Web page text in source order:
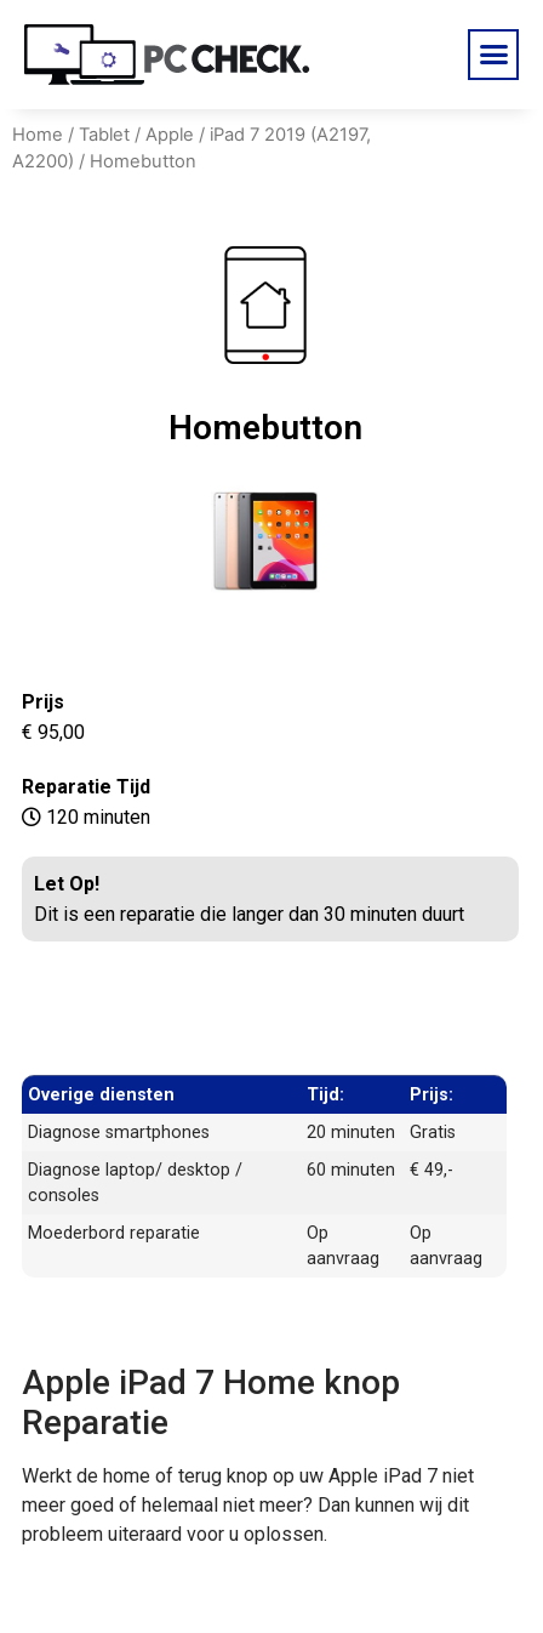
Home / Tablet / Apple / iPad 7 2019 (A2197,
A2200) / Homebutton
Homebutton
Prijs
€ 95,00
Reparatie Tijd
120 minuten
Let Op!
Dit is een reparatie die langer dan 30 minuten duurt
Overige diensten Tijd:
Prijs:
Diagnose smartphones
20 minuten
Gratis
Diagnose laptop/ desktop /
consoles
60 minuten € 49,-
Moederbord reparatie
Op
aanvraag
Op
aanvraag
Apple iPad 7 Home knop
Reparatie
Werkt de home of terug knop op uw Apple iPad 7 niet
meer goed of helemaal niet meer? Dan kunnen wij dit
probleem uiteraard voor u oplossen.